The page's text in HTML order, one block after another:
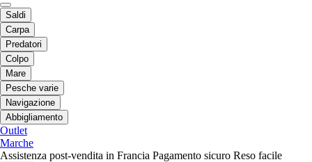
Saldi
Carpa
Predatori
Colpo
Mare
Pesche varie
Navigazione
Abbigliamento
Outlet
Marche
Assistenza post-vendita in Francia Pagamento sicuro Reso facile